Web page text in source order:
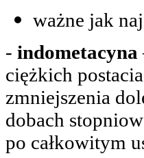
ważne jak
- indometacyna
ciężkich
zmniejszenia
dobach
po całkowitym